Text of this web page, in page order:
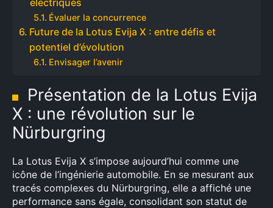
électriques
Évaluer la concurrence
Future de la Lotus Evija X : entre défis et
potentiel d’évolution
Envisager l’avenir
Présentation de la Lotus Evija
X : une révolution sur le
Nürburgring
La Lotus Evija X s’impose aujourd’hui comme une
icône de l’ingénierie automobile. En se mesurant aux
tracés complexes du Nürburgring, elle a affiché une
performance sans égale, consolidant son statut de